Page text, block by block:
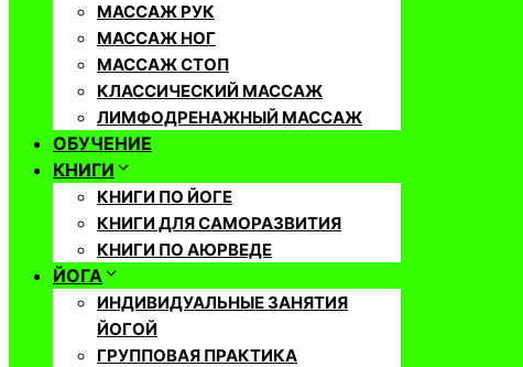
МАССАЖ РУК
МАССАЖ НОГ
МАССАЖ СТОП
КЛАССИЧЕСКИЙ МАССАЖ
ЛИМФОДРЕНАЖНЫЙ МАССАЖ
ОБУЧЕНИЕ
КНИГИ
КНИГИ ПО ЙОГЕ
КНИГИ ДЛЯ САМОРАЗВИТИЯ
КНИГИ ПО АЮРВЕДЕ
ЙОГА
ИНДИВИДУАЛЬНЫЕ ЗАНЯТИЯ
ЙОГОЙ
ГРУППОВАЯ ПРАКТИКА